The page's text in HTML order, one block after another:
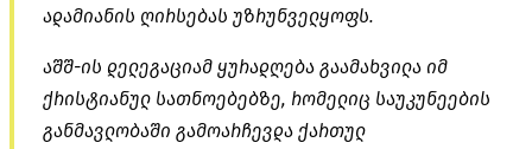
ადამიანის ღირსებას უზრუნველყოფს.
აშშ-ის დელეგაციამ ყურადღება გაამახვილა იმ
ქრისტიანულ სათნოებებზე, რომელიც საუკუნეების
განმავლობაში გამოარჩევდა ქართულ